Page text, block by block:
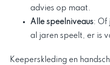
advies op maat.
Alle speelniveaus: Of
al jaren speelt, er is
Keeperskleding en